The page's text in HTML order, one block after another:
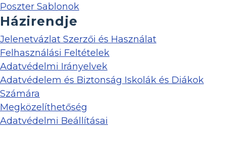
Poszter Sablonok
Házirendje
Jelenetvázlat Szerzői és Használat
Felhasználási Feltételek
Adatvédelmi Irányelvek
Adatvédelem és Biztonság Iskolák és Diákok
Számára
Megközelíthetőség
Adatvédelmi Beállításai